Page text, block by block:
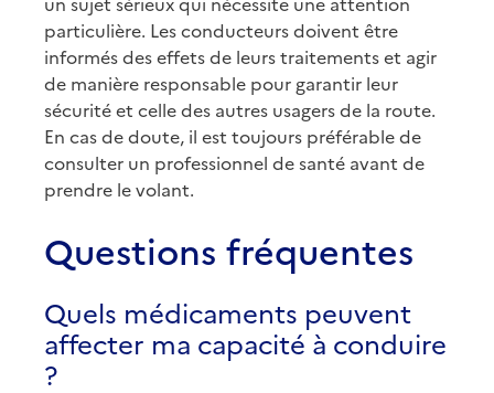
particulière. Les conducteurs doivent être
informés des effets de leurs traitements et agir
de manière responsable pour garantir leur
sécurité et celle des autres usagers de la route.
En cas de doute, il est toujours préférable de
consulter un professionnel de santé avant de
prendre le volant.
Questions fréquentes
Quels médicaments peuvent
affecter ma capacité à conduire
?